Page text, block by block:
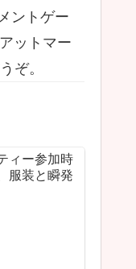
ントゲー
ットマー
ぞ。
ィー参加時
服装と瞬発